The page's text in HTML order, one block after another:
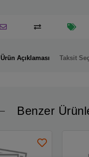
Ürün Açıklaması Taksit
Benzer